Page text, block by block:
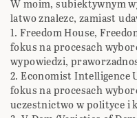
W moim, subiektywnym
latwo znalezc, zamiast
1. Freedom House,
fokus na procesach
wypowiedzi,
2. Economist Intelligence
fokus na procesach
uczestnictwo w polityce i